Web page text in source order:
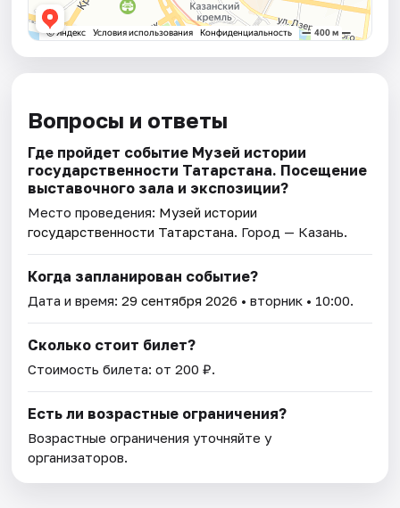
Вопросы и ответы
Где пройдет событие Музей истории
государственности Татарстана. Посещение
выставочного зала и экспозиции?
Место проведения: Музей истории
государственности Татарстана. Город — Казань.
Когда запланирован событие?
Дата и время:29 сентября 2026 • вторник • 10:00.
Сколько стоит билет?
Стоимость билета: от 200 ₽.
Есть ли возрастные ограничения?
Возрастные ограничения уточняйте у
организаторов.